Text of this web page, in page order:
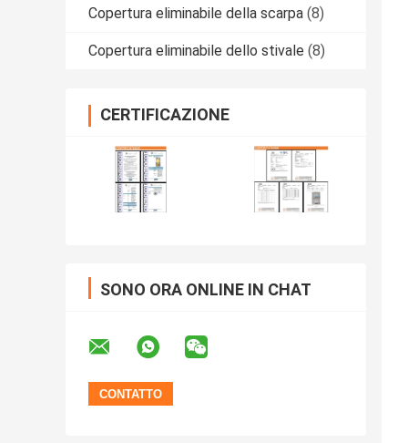
Copertura eliminabile della scarpa (8)
Copertura eliminabile dello stivale (8)
CERTIFICAZIONE
SONO ORA ONLINE IN CHAT